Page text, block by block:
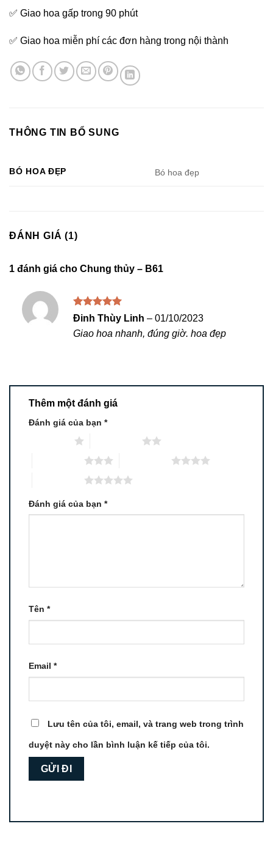
✅ Giao hoa gấp trong 90 phút
✅ Giao hoa miễn phí các đơn hàng trong nội thành
THÔNG TIN BỔ SUNG
BÓ HOA ĐẸP Bó hoa đẹp
ĐÁNH GIÁ (1)
1 đánh giá cho Chung thủy – B61
Được xếp
sao
Đinh Thùy Linh – 01/10/2023
Giao hoa nhanh, đúng giờ. hoa đẹp
Thêm một đánh giá
Đánh giá của bạn *
Đánh giá của bạn *
Tên *
Email *
Lưu tên của tôi, email, và trang web trong trình
duyệt này cho lần bình luận kế tiếp của tôi.